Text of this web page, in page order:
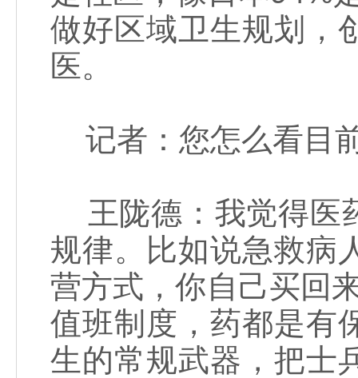
做好区域卫生规划，
医。
记者：您怎么看目
王陇德：我觉得医
规律。比如说急救病
营方式，你自己买回
值班制度，药都是有
生的常规武器，把士